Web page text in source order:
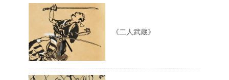
《二人武蔵》